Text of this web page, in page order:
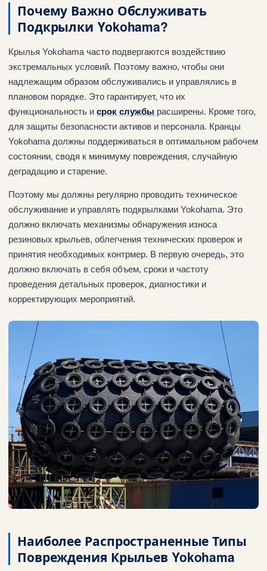
Почему Важно Обслуживать
Подкрылки Yokohama?
Крылья Yokohama часто подвергаются воздействию
экстремальных условий. Поэтому важно, чтобы они
надлежащим образом обслуживались и управлялись в
плановом порядке. Это гарантирует, что их
функциональность и срок службы расширены. Кроме того,
для защиты безопасности активов и персонала. Кранцы
Yokohama должны поддерживаться в оптимальном рабочем
состоянии, сводя к минимуму повреждения, случайную
деградацию и старение.
Поэтому мы должны регулярно проводить техническое
обслуживание и управлять подкрылками Yokohama. Это
должно включать механизмы обнаружения износа
резиновых крыльев, облегчения технических проверок и
принятия необходимых контрмер. В первую очередь, это
должно включать в себя объем, сроки и частоту
проведения детальных проверок, диагностики и
корректирующих мероприятий.
Наиболее Распространенные Типы
Повреждения Крыльев Yokohama